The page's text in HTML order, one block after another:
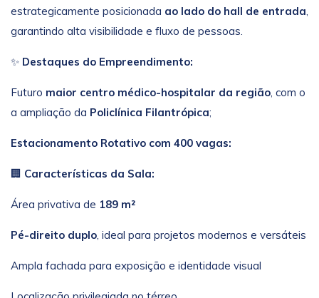
estrategicamente posicionada ao lado do hall de entrada,
garantindo alta visibilidade e fluxo de pessoas.
✨ Destaques do Empreendimento:
Futuro maior centro médico-hospitalar da região, com o
a ampliação da Policlínica Filantrópica;
Estacionamento Rotativo com 400 vagas:
🏢 Características da Sala:
Área privativa de 189 m²
Pé-direito duplo, ideal para projetos modernos e versáteis
Ampla fachada para exposição e identidade visual